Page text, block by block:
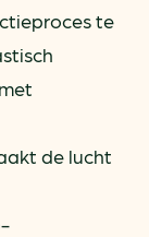
te
de lucht